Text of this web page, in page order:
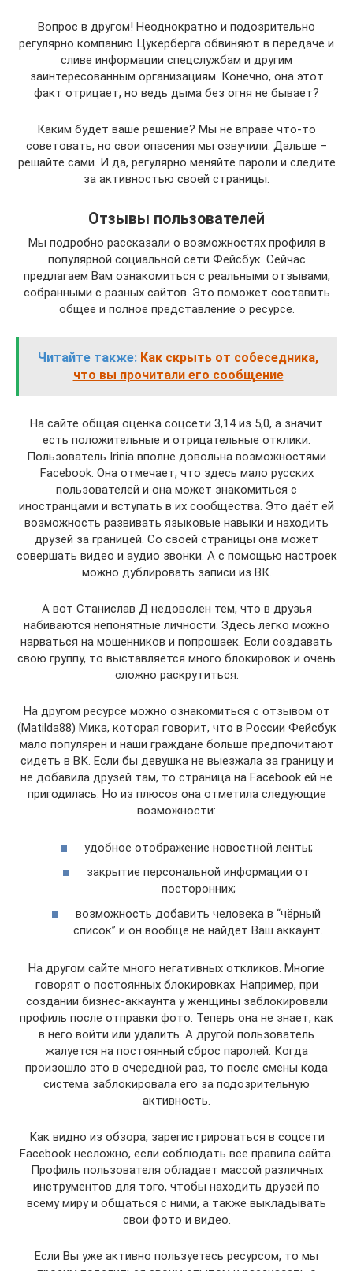
Вопрос в другом! Неоднократно и подозрительно
регулярно компанию Цукерберга обвиняют в передаче и
сливе информации спецслужбам и другим
заинтересованным организациям. Конечно, она этот
факт отрицает, но ведь дыма без огня не бывает?
Каким будет ваше решение? Мы не вправе что-то
советовать, но свои опасения мы озвучили. Дальше –
решайте сами. И да, регулярно меняйте пароли и следите
за активностью своей страницы.
Отзывы пользователей
Мы подробно рассказали о возможностях профиля в
популярной социальной сети Фейсбук. Сейчас
предлагаем Вам ознакомиться с реальными отзывами,
собранными с разных сайтов. Это поможет составить
общее и полное представление о ресурсе.
Читайте также: Как скрыть от собеседника,
что вы прочитали его сообщение
На сайте общая оценка соцсети 3,14 из 5,0, а значит
есть положительные и отрицательные отклики.
Пользователь Irinia вполне довольна возможностями
Facebook. Она отмечает, что здесь мало русских
пользователей и она может знакомиться с
иностранцами и вступать в их сообщества. Это даёт ей
возможность развивать языковые навыки и находить
друзей за границей. Со своей страницы она может
совершать видео и аудио звонки. А с помощью настроек
можно дублировать записи из ВК.
А вот Станислав Д недоволен тем, что в друзья
набиваются непонятные личности. Здесь легко можно
нарваться на мошенников и попрошаек. Если создавать
свою группу, то выставляется много блокировок и очень
сложно раскрутиться.
На другом ресурсе можно ознакомиться с отзывом от
(Matilda88) Мика, которая говорит, что в России Фейсбук
мало популярен и наши граждане больше предпочитают
сидеть в ВК. Если бы девушка не выезжала за границу и
не добавила друзей там, то страница на Facebook ей не
пригодилась. Но из плюсов она отметила следующие
возможности:
удобное отображение новостной ленты;
закрытие персональной информации от
посторонних;
возможность добавить человека в “чёрный
список” и он вообще не найдёт Ваш аккаунт.
На другом сайте много негативных откликов. Многие
говорят о постоянных блокировках. Например, при
создании бизнес-аккаунта у женщины заблокировали
профиль после отправки фото. Теперь она не знает, как
в него войти или удалить. А другой пользователь
жалуется на постоянный сброс паролей. Когда
произошло это в очередной раз, то после смены кода
система заблокировала его за подозрительную
активность.
Как видно из обзора, зарегистрироваться в соцсети
Facebook несложно, если соблюдать все правила сайта.
Профиль пользователя обладает массой различных
инструментов для того, чтобы находить друзей по
всему миру и общаться с ними, а также выкладывать
свои фото и видео.
Если Вы уже активно пользуетесь ресурсом, то мы